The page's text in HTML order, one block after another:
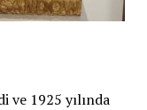
ve 1925 yılında